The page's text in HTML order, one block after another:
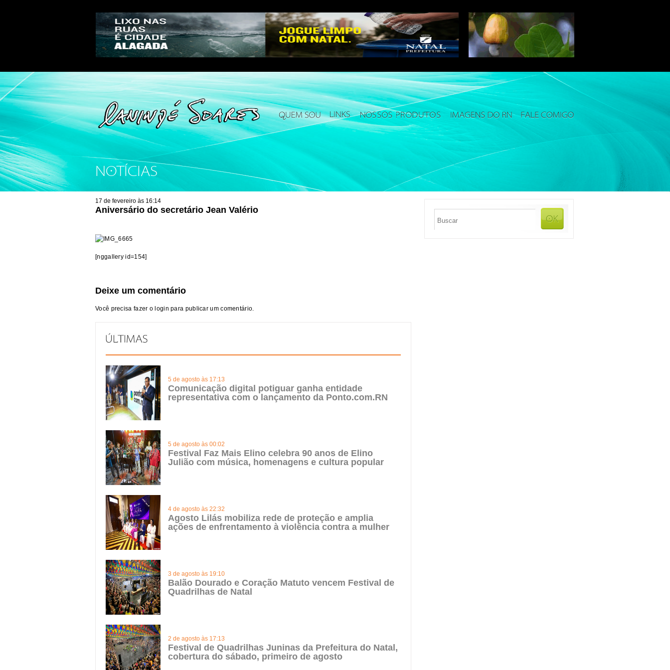
NOTÍCIAS
17 de fevereiro às 16:14
Aniversário do secretário Jean Valério
[nggallery id=154]
Deixe um comentário
Você precisa fazer o login para publicar um comentário.
5 de agosto às 17:13
Comunicação digital potiguar ganha entidade
representativa com o lançamento da Ponto.com.RN
5 de agosto às 00:02
Festival Faz Mais Elino celebra 90 anos de Elino
Julião com música, homenagens e cultura popular
4 de agosto às 22:32
Agosto Lilás mobiliza rede de proteção e amplia
ações de enfrentamento à violência contra a mulher
3 de agosto às 19:10
Balão Dourado e Coração Matuto vencem Festival de
Quadrilhas de Natal
2 de agosto às 17:13
Festival de Quadrilhas Juninas da Prefeitura do Natal,
cobertura do sábado, primeiro de agosto